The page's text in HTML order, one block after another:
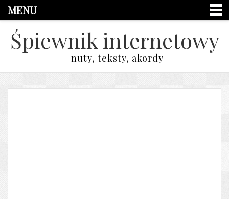
MENU
Śpiewnik internetowy
nuty, teksty, akordy